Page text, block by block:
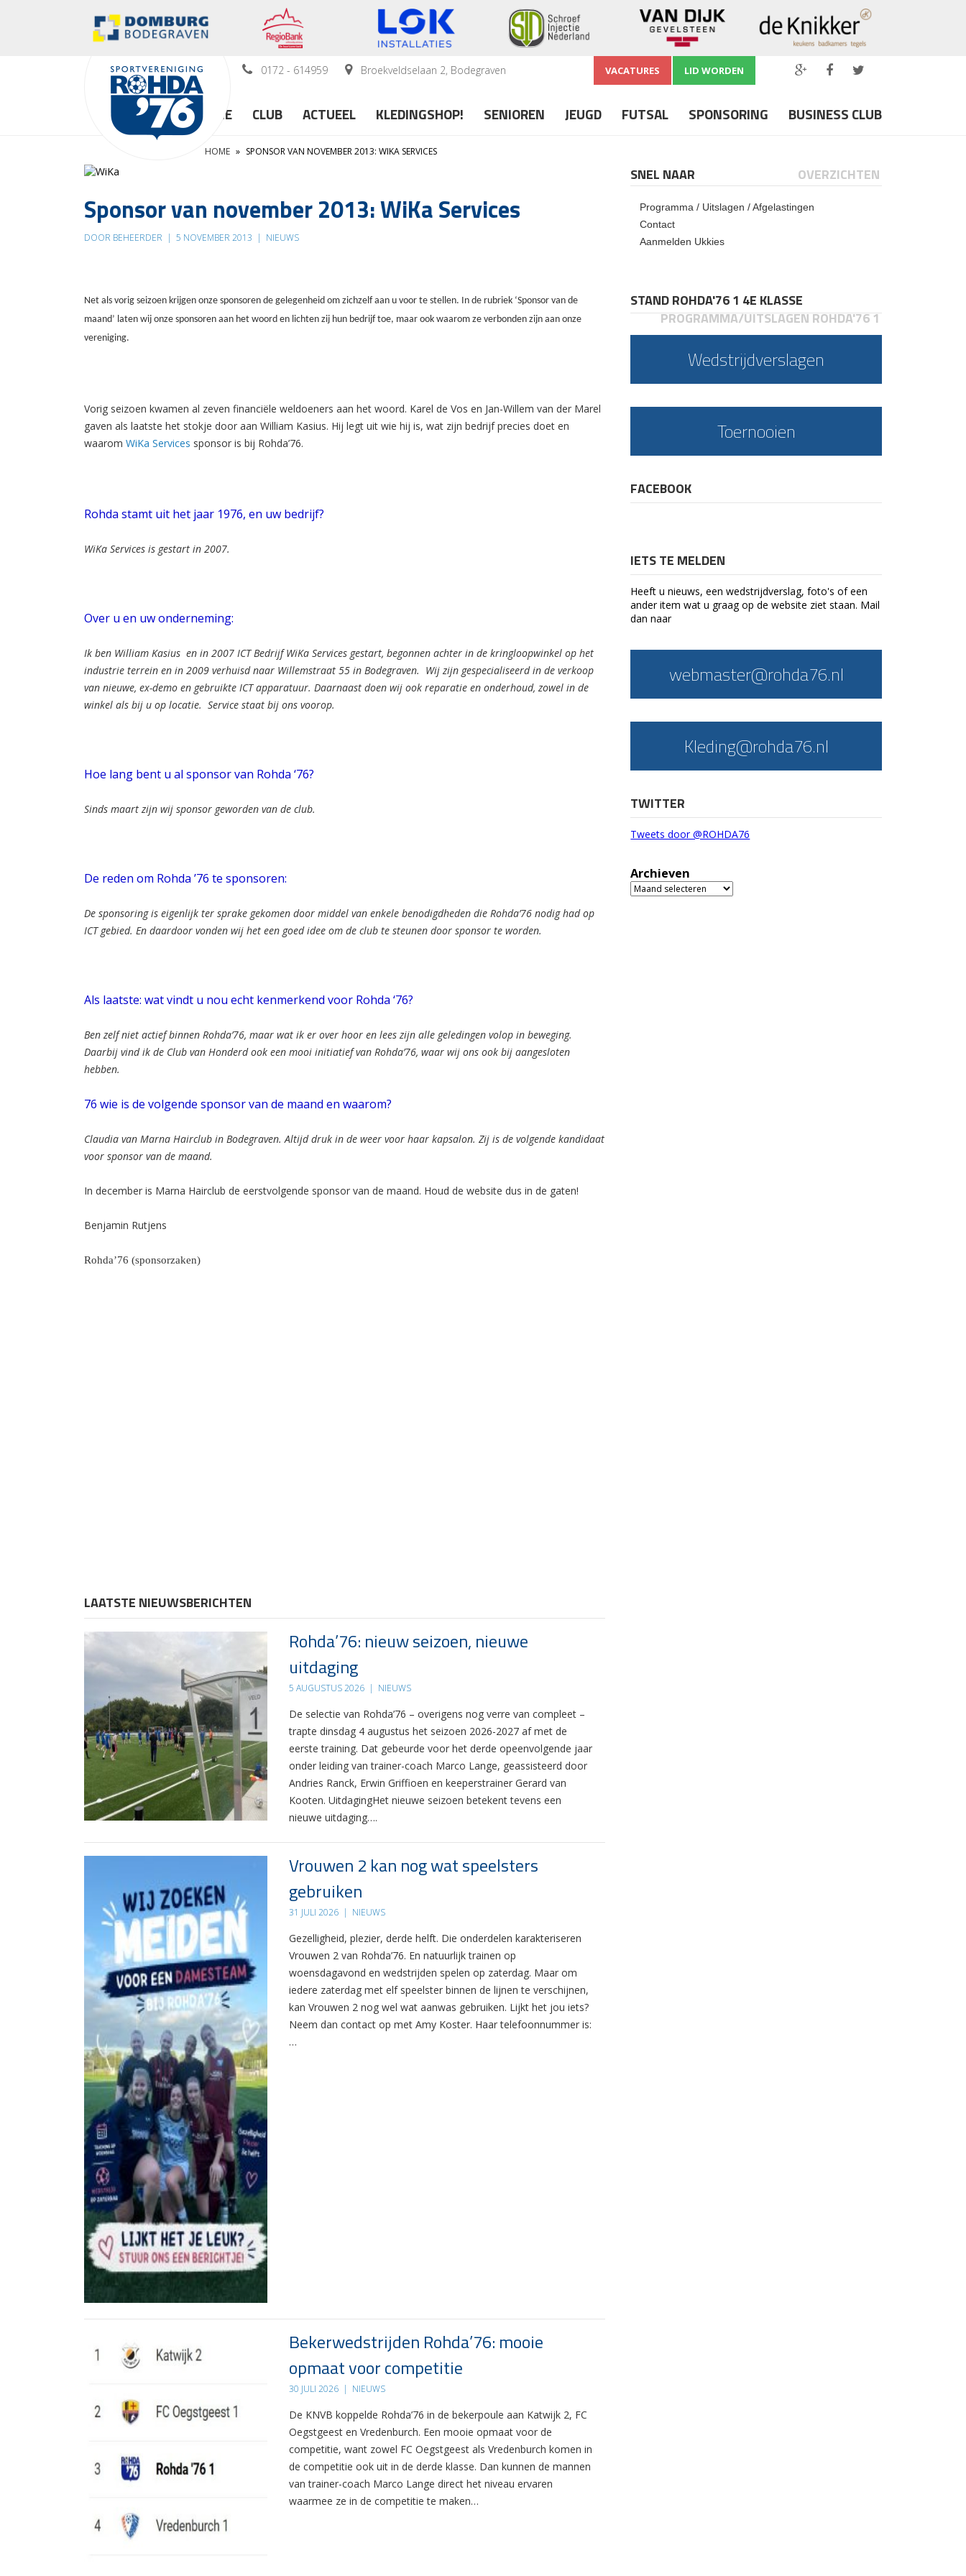
0172 - 614959 Broekveldselaan 2, Bodegraven VACATURES LID WORDEN
HOME CLUB ACTUEEL KLEDINGSHOP! SENIOREN JEUGD FUTSAL SPONSORING BUSINESS CLUB
HOME » SPONSOR VAN NOVEMBER 2013: WIKA SERVICES
Sponsor van november 2013: WiKa Services
DOOR BEHEERDER | 5 NOVEMBER 2013 | NIEUWS
Net als vorig seizoen krijgen onze sponsoren de gelegenheid om zichzelf aan u voor te stellen. In de rubriek ‘Sponsor van de
maand’ laten wij onze sponsoren aan het woord en lichten zij hun bedrijf toe, maar ook waarom ze verbonden zijn aan onze
vereniging.
Vorig seizoen kwamen al zeven financiële weldoeners aan het woord. Karel de Vos en Jan-Willem van der Marel
gaven als laatste het stokje door aan William Kasius. Hij legt uit wie hij is, wat zijn bedrijf precies doet en
waarom WiKa Services sponsor is bij Rohda’76.
Rohda stamt uit het jaar 1976, en uw bedrijf?
WiKa Services is gestart in 2007.
Over u en uw onderneming:
Ik ben William Kasius en in 2007 ICT Bedrijf WiKa Services gestart, begonnen achter in de kringloopwinkel op het
industrie terrein en in 2009 verhuisd naar Willemstraat 55 in Bodegraven. Wij zijn gespecialiseerd in de verkoop
van nieuwe, ex-demo en gebruikte ICT apparatuur. Daarnaast doen wij ook reparatie en onderhoud, zowel in de
winkel als bij u op locatie. Service staat bij ons voorop.
Hoe lang bent u al sponsor van Rohda ‘76?
Sinds maart zijn wij sponsor geworden van de club.
De reden om Rohda ’76 te sponsoren:
De sponsoring is eigenlijk ter sprake gekomen door middel van enkele benodigdheden die Rohda’76 nodig had op
ICT gebied. En daardoor vonden wij het een goed idee om de club te steunen door sponsor te worden.
Als laatste: wat vindt u nou echt kenmerkend voor Rohda ‘76?
Ben zelf niet actief binnen Rohda’76, maar wat ik er over hoor en lees zijn alle geledingen volop in beweging.
Daarbij vind ik de Club van Honderd ook een mooi initiatief van Rohda’76, waar wij ons ook bij aangesloten
hebben.
76 wie is de volgende sponsor van de maand en waarom?
Claudia van Marna Hairclub in Bodegraven. Altijd druk in de weer voor haar kapsalon. Zij is de volgende kandidaat
voor sponsor van de maand.
In december is Marna Hairclub de eerstvolgende sponsor van de maand. Houd de website dus in de gaten!
Benjamin Rutjens
Rohda’76 (sponsorzaken)
LAATSTE NIEUWSBERICHTEN
Rohda’76: nieuw seizoen, nieuwe
uitdaging
5 AUGUSTUS 2026 | NIEUWS
De selectie van Rohda’76 – overigens nog verre van compleet –
trapte dinsdag 4 augustus het seizoen 2026-2027 af met de
eerste training. Dat gebeurde voor het derde opeenvolgende jaar
onder leiding van trainer-coach Marco Lange, geassisteerd door
Andries Ranck, Erwin Griffioen en keeperstrainer Gerard van
Kooten. UitdagingHet nieuwe seizoen betekent tevens een
nieuwe uitdaging….
Vrouwen 2 kan nog wat speelsters
gebruiken
31 JULI 2026 | NIEUWS
Gezelligheid, plezier, derde helft. Die onderdelen karakteriseren
Vrouwen 2 van Rohda’76. En natuurlijk trainen op
woensdagavond en wedstrijden spelen op zaterdag. Maar om
iedere zaterdag met elf speelster binnen de lijnen te verschijnen,
kan Vrouwen 2 nog wel wat aanwas gebruiken. Lijkt het jou iets?
Neem dan contact op met Amy Koster. Haar telefoonnummer is:
…
Bekerwedstrijden Rohda’76: mooie
opmaat voor competitie
30 JULI 2026 | NIEUWS
De KNVB koppelde Rohda’76 in de bekerpoule aan Katwijk 2, FC
Oegstgeest en Vredenburch. Een mooie opmaat voor de
competitie, want zowel FC Oegstgeest als Vredenburch komen in
de competitie ook uit in de derde klasse. Dan kunnen de mannen
van trainer-coach Marco Lange direct het niveau ervaren
waarmee ze in de competitie te maken…
SNEL NAAR OVERZICHTEN
Programma / Uitslagen / Afgelastingen
Contact
Aanmelden Ukkies
STAND ROHDA'76 1 4E KLASSE
PROGRAMMA/UITSLAGEN ROHDA'76 1
Wedstrijdverslagen
Toernooien
FACEBOOK
IETS TE MELDEN
Heeft u nieuws, een wedstrijdverslag, foto's of een
ander item wat u graag op de website ziet staan. Mail
dan naar
webmaster@rohda76.nl
Kleding@rohda76.nl
TWITTER
Tweets door @ROHDA76
Archieven
Archieven